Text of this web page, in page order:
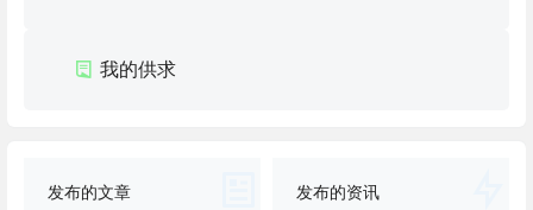
我的供求
发布的文章 发布的资讯